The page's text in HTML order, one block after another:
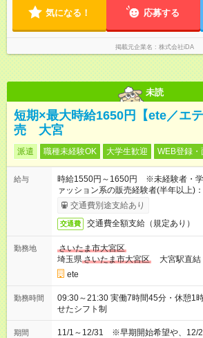
気になる！ 応募する
掲載元企業名 株式会社iDA
未読
短期×最大時給1650円【ete／エ
売 大宮
派遣 職種未経験OK 大学生歓迎 WEB登録・
給与
時給1550円～1650円 ※未経験者・
ァッション系の販売経験者(半年以上)
で簡単！給料前払いサービスあり
交通費別途支給あり
交通費 交通費全額支給（規定あり）
勤務地
さいたま市大宮区
埼玉県さいたま市大宮区
大宮駅直結
ete
勤務時間
09:30～21:30 実働7時間45分・休憩1時間30分 営業時間に合わ
せたシフト制
期間
11/1～12/31 ※早期開始希望や、12/